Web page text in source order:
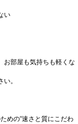
い
お部屋も気持ちも軽くな
。
めの“速さと質にこだわ